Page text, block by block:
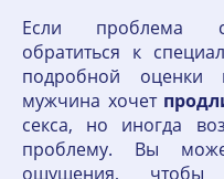
Если проблема
обратиться к
подробной оценки
мужчина хочет
секса, но иногда
проблему. Вы
ощущения, чтобы